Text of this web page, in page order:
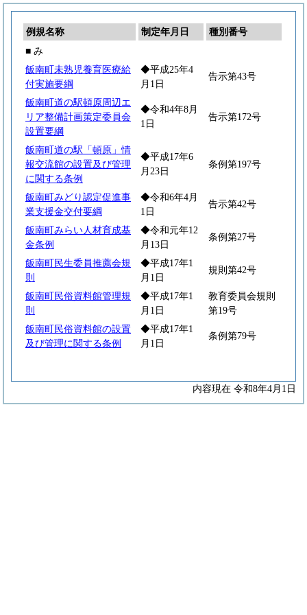
例規名称 制定年月日
種別番号
■ み
飯南町未熟児養育医療給
付実施要綱
◆平成25年4
月1日
告示第43号
飯南町道の駅頓原周辺エ
リア整備計画策定委員会
設置要綱
◆令和4年8月
1日
告示第172号
飯南町道の駅「頓原」情
報交流館の設置及び管理
に関する条例
◆平成17年6
月23日
条例第197号
飯南町みどり認定促進事
業支援金交付要綱
◆令和6年4月
1日
告示第42号
飯南町みらい人材育成基
金条例
◆令和元年12
月13日
条例第27号
飯南町民生委員推薦会規
則
◆平成17年1
月1日
規則第42号
飯南町民俗資料館管理規
則
◆平成17年1
月1日
教育委員会規則
第19号
飯南町民俗資料館の設置
及び管理に関する条例
◆平成17年1
月1日
条例第79号
内容現在 令和8年4月1日